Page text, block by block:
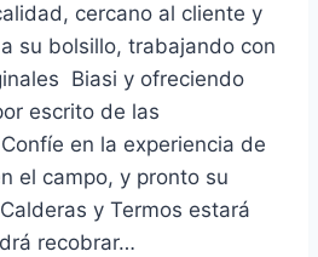
cercano al cliente y
su bolsillo, trabajando con
Biasi y ofreciendo
escrito de las
en la experiencia de
el campo, y pronto su
y Termos estará
recobrar…